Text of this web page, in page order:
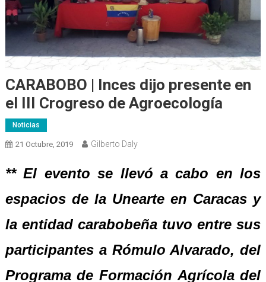
CARABOBO | Inces dijo presente en
el III Crogreso de Agroecología
Noticias
21 Octubre, 2019 Gilberto Daly
** El evento se llevó a cabo en los
espacios de la Unearte en Caracas y
la entidad carabobeña tuvo entre sus
participantes a Rómulo Alvarado, del
Programa de Formación Agrícola del